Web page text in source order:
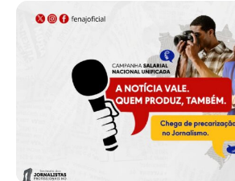
Assinada nova CCT de jornais e revistas